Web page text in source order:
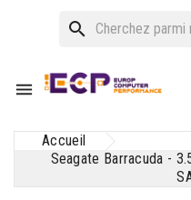
search

Accueil
Seagate Barracuda -